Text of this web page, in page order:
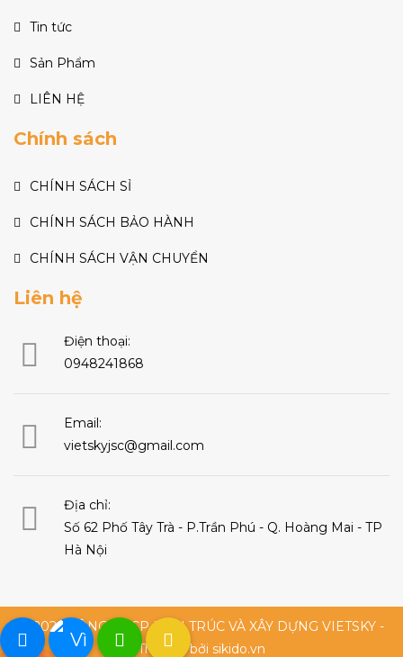
Tin tức
Sản Phẩm
LIÊN HỆ
Chính sách
CHÍNH SÁCH SỈ
CHÍNH SÁCH BẢO HÀNH
CHÍNH SÁCH VẬN CHUYỂN
Liên hệ
Điện thoại:
0948241868
Email:
vietskyjsc@gmail.com
Địa chỉ:
Số 62 Phố Tây Trà - P.Trần Phú - Q. Hoàng Mai - TP
Hà Nội
© 2026 CÔNG TY CP KIẾN TRÚC VÀ XÂY DỰNG VIETSKY -
Thiết kế bởi sikido.vn